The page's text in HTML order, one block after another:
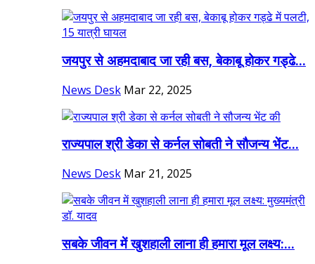
जयपुर से अहमदाबाद जा रही बस, बेकाबू होकर गड्ढे...
News Desk Mar 22, 2025
राज्यपाल श्री डेका से कर्नल सोबती ने सौजन्य भेंट...
News Desk Mar 21, 2025
सबके जीवन में खुशहाली लाना ही हमारा मूल लक्ष्य:...